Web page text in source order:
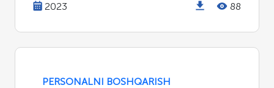
2023 88
PERSONALNI BOSHQARISH